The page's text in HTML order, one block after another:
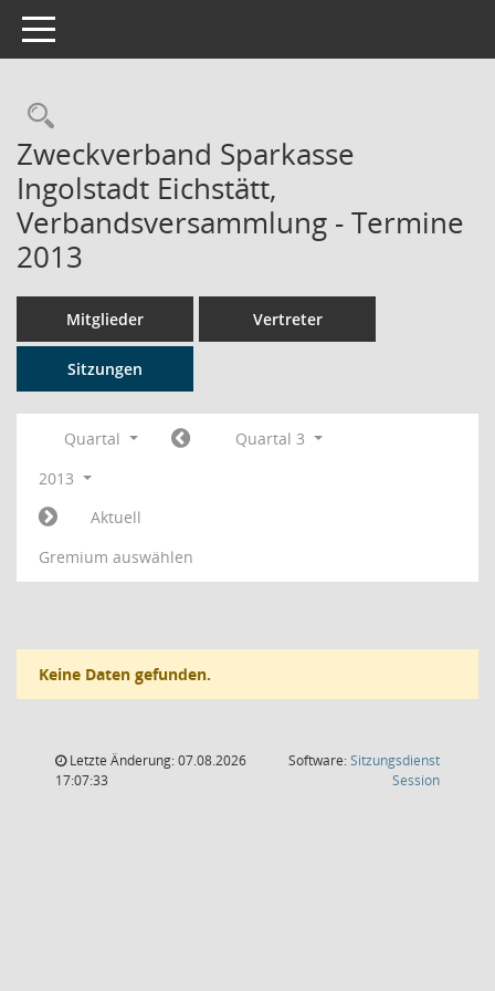
Toggle navigation
Rechercheauswahl
Zweckverband Sparkasse
Ingolstadt Eichstätt,
Verbandsversammlung - Termine
2013
Mitglieder Vertreter
Sitzungen
Quartal
Quartal 3
2013
Aktuell
Gremium auswählen
Keine Daten gefunden.
Letzte Änderung: 07.08.2026
17:07:33
Software:Sitzungsdienst
Session(Wird in